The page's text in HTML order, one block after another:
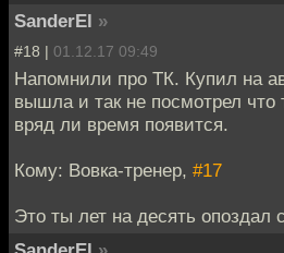
SanderEl »
#18 | 01.12.17 09:49
Напомнили про ТК. Купил на
вышла и так не посмотрел что
вряд ли время появится.
Кому: Вовка-тренер, #17
Это ты лет на десять опоздал